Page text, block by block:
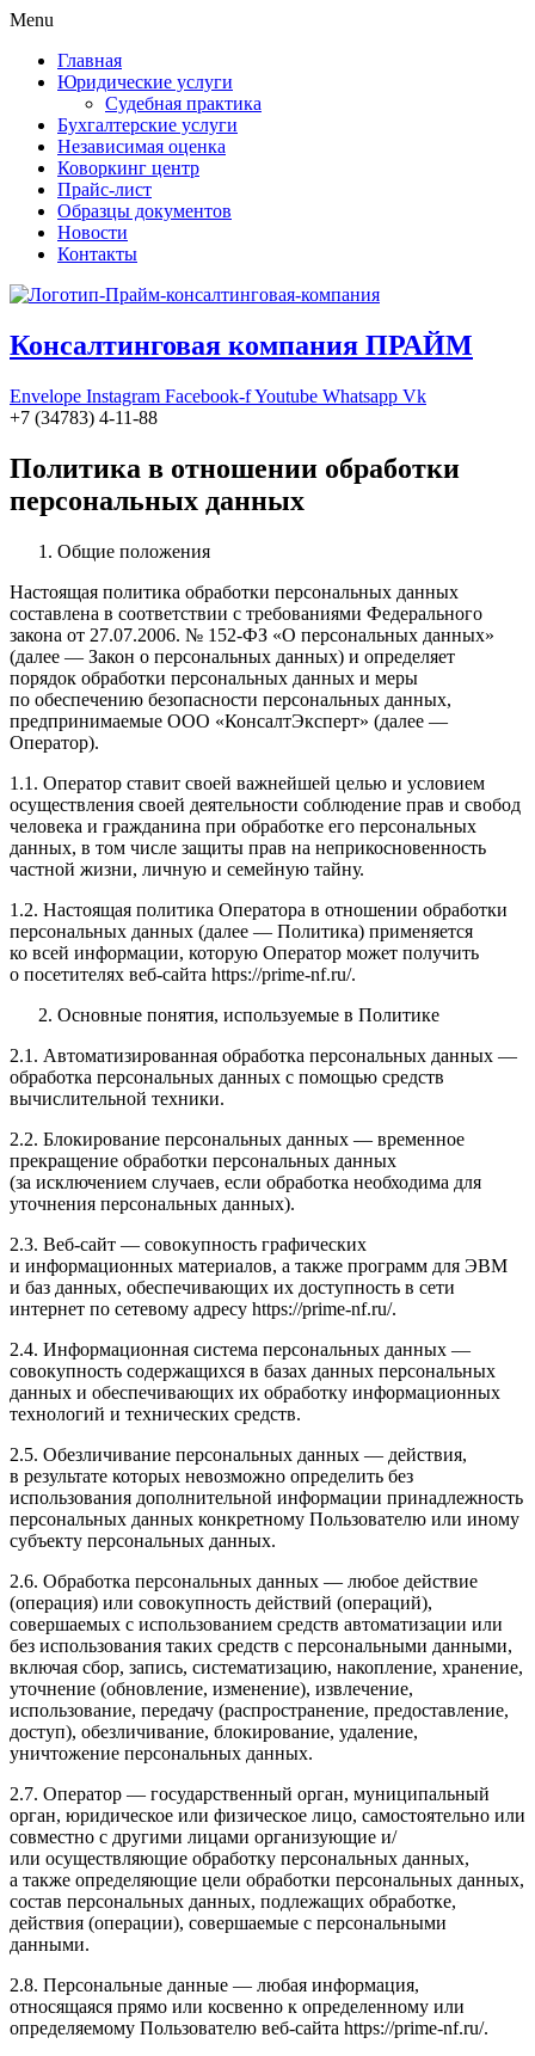
Menu
Главная
Юридические услуги
Судебная практика
Бухгалтерские услуги
Независимая оценка
Коворкинг центр
Прайс-лист
Образцы документов
Новости
Контакты
Консалтинговая компания ПРАЙМ
Envelope Instagram Facebook-fYoutube Whatsapp Vk
+7 (34783) 4-11-88
Политика в отношении обработки
персональных данных
Общие положения
Настоящая политика обработки персональных данных
составлена в соответствии с требованиями Федерального
закона от 27.07.2006. № 152-ФЗ «О персональных данных»
(далее — Закон о персональных данных) и определяет
порядок обработки персональных данных и меры
по обеспечению безопасности персональных данных,
предпринимаемые ООО «КонсалтЭксперт» (далее —
Оператор).
1.1. Оператор ставит своей важнейшей целью и условием
осуществления своей деятельности соблюдение прав и свобод
человека и гражданина при обработке его персональных
данных, в том числе защиты прав на неприкосновенность
частной жизни, личную и семейную тайну.
1.2. Настоящая политика Оператора в отношении обработки
персональных данных (далее — Политика) применяется
ко всей информации, которую Оператор может получить
о посетителях веб-сайта https://prime-nf.ru/.
Основные понятия, используемые в Политике
2.1. Автоматизированная обработка персональных данных —
обработка персональных данных с помощью средств
вычислительной техники.
2.2. Блокирование персональных данных — временное
прекращение обработки персональных данных
(за исключением случаев, если обработка необходима для
уточнения персональных данных).
2.3. Веб-сайт — совокупность графических
и информационных материалов, а также программ для ЭВМ
и баз данных, обеспечивающих их доступность в сети
интернет по сетевому адресу https://prime-nf.ru/.
2.4. Информационная система персональных данных —
совокупность содержащихся в базах данных персональных
данных и обеспечивающих их обработку информационных
технологий и технических средств.
2.5. Обезличивание персональных данных — действия,
в результате которых невозможно определить без
использования дополнительной информации принадлежность
персональных данных конкретному Пользователю или иному
субъекту персональных данных.
2.6. Обработка персональных данных — любое действие
(операция) или совокупность действий (операций),
совершаемых с использованием средств автоматизации или
без использования таких средств с персональными данными,
включая сбор, запись, систематизацию, накопление, хранение,
уточнение (обновление, изменение), извлечение,
использование, передачу (распространение, предоставление,
доступ), обезличивание, блокирование, удаление,
уничтожение персональных данных.
2.7. Оператор — государственный орган, муниципальный
орган, юридическое или физическое лицо, самостоятельно или
совместно с другими лицами организующие и/
или осуществляющие обработку персональных данных,
а также определяющие цели обработки персональных данных,
состав персональных данных, подлежащих обработке,
действия (операции), совершаемые с персональными
данными.
2.8. Персональные данные — любая информация,
относящаяся прямо или косвенно к определенному или
определяемому Пользователю веб-сайта https://prime-nf.ru/.